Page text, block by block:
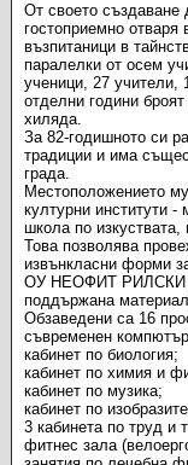
От своето
гостоприемно
възпитаници в
паралелки от осем
ученици, 27 учители,
отделни години
хиляда.
За 82-годишното си
традиции и има
града.
Местоположението
културни институти
школа по изкуствата,
Това позволява
извънкласни форми
ОУ НЕОФИТ РИЛСКИ
поддържана
Обзаведени са 16
съвременен
кабинет по биология;
кабинет по химия и
кабинет по музика;
кабинет по
3 кабинета по труд и
фитнес зала